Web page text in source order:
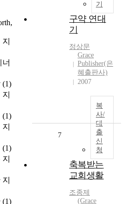
너
(1)
(1)
(1)
(1)
기
구약 연대
기
정상문
Grace
Publisher(은
혜출판사)
2007
복
사/
대
출
신
청
7
축복받는
교회생활
조종제
(Grace